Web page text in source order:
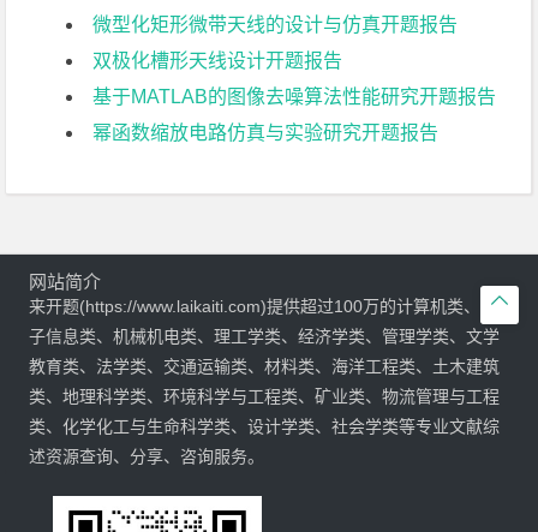
微型化矩形微带天线的设计与仿真开题报告
双极化槽形天线设计开题报告
基于MATLAB的图像去噪算法性能研究开题报告
幂函数缩放电路仿真与实验研究开题报告

网站简介
来开题(https://www.laikaiti.com)提供超过100万的计算机类、电
子信息类、机械机电类、理工学类、经济学类、管理学类、文学
教育类、法学类、交通运输类、材料类、海洋工程类、土木建筑
类、地理科学类、环境科学与工程类、矿业类、物流管理与工程
类、化学化工与生命科学类、设计学类、社会学类等专业文献综
述资源查询、分享、咨询服务。